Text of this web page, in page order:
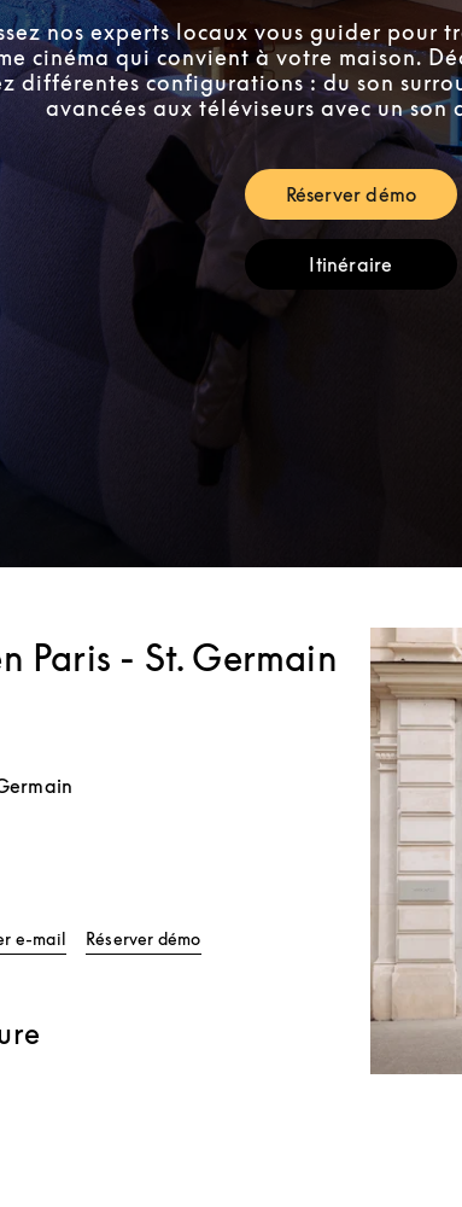
nos experts locaux vous guider pour
cinéma qui convient à votre maison.
différentes configurations : du son
avancées aux téléviseurs avec un
Réserver démo
Link Opens
ItinéraireLink Opens
Paris - St. Germain
in New Tab
e-mail Réserver démo